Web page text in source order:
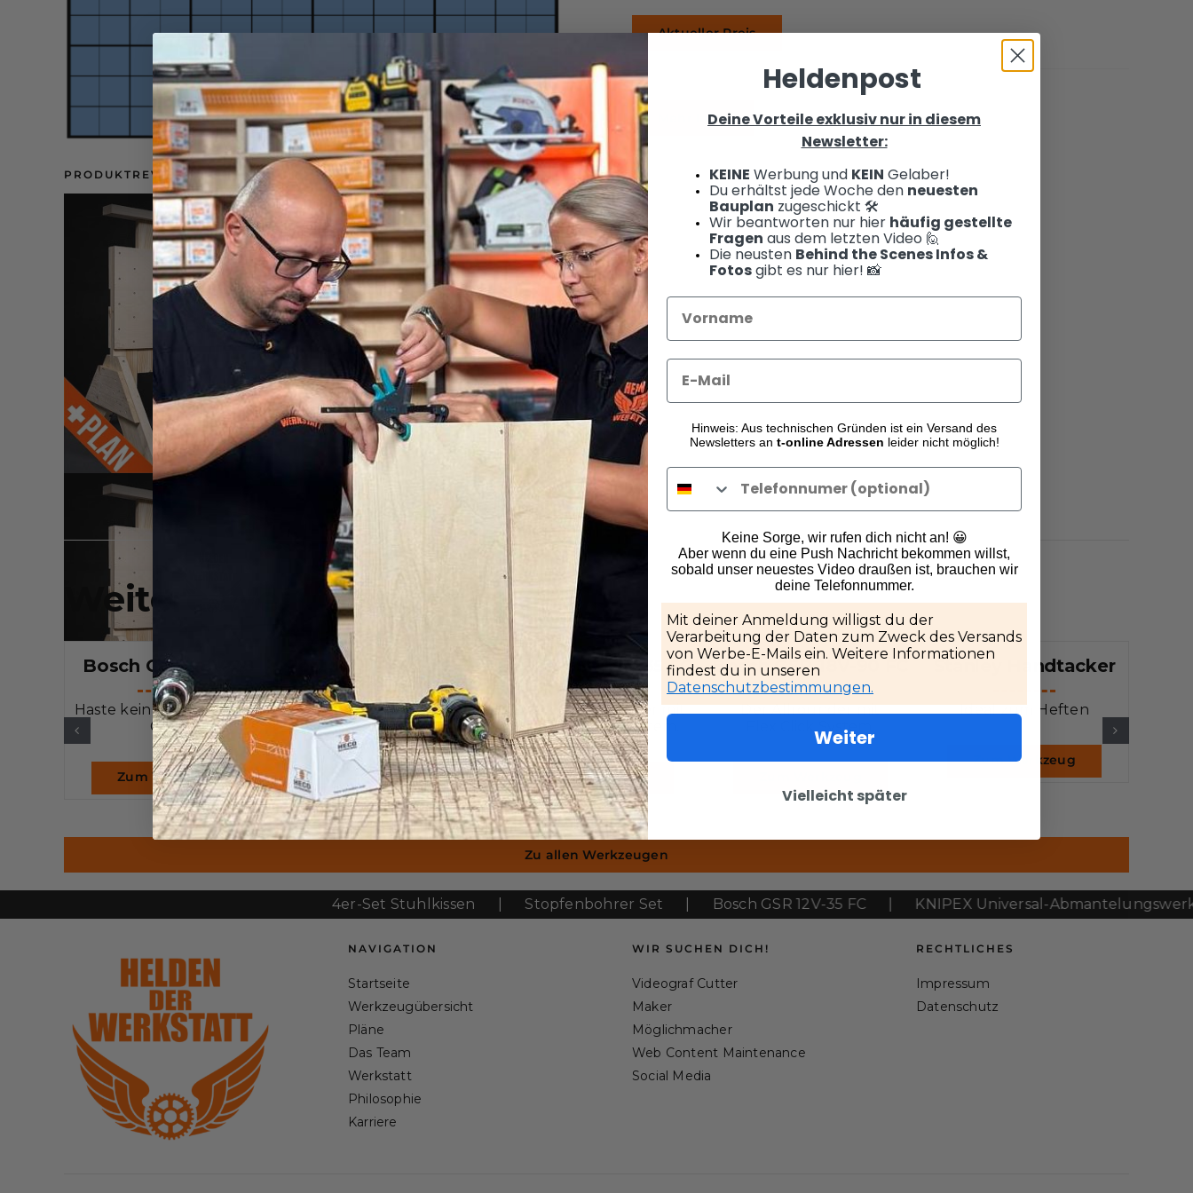
PRODUKTREVIEW:
Aktueller Preis
Mehr Infos
Weitere Werkzeuge:
Bosch GOP 18V-28
Haste kein GOP, hast kein
GOP.
Zum Werkzeug
Festool TS 60 KEBQ-
Perfekte Schnitte in Hart
und Weichholz
Zum Werkzeug
Bosch GSR 12V-35 FC
12V Akku-Schrauber mit
dem FlexiClick System.
Zum Werkzeug
Bosch GSR 18V-90 FC
Der Allrounder mit
FlexiClick System.
Stanley Handtacker
Ideal zum Heften
Zum Werkzeug
Zu allen Werkzeugen
4er-Set Stuhlkissen | Stopfenbohrer Set | Bosch GSR 12V-35 FC | KNIPEX Universal-Abmantelungswerkzeug
NAVIGATION
Startseite
Werkzeugübersicht
Pläne
Das Team
Werkstatt
Philosophie
Karriere
WIR SUCHEN DICH!
Videograf Cutter
Maker
Möglichmacher
Web Content Maintenance
Social Media
RECHTLICHES
Impressum
Datenschutz
Heldenpost
Deine Vorteile exklusiv nur in diesem
Newsletter:
KEINE Werbung und KEIN Gelaber!
Du erhältst jede Woche den neuesten
Bauplan zugeschickt 🛠️
Wir beantworten nur hier häufig gestellte
Fragen aus dem letzten Video 🙋
Die neusten Behind the Scenes Infos &
Fotosgibt es nur hier! 📸
Hinweis: Aus technischen Gründen ist ein Versand des
Newsletters an t-online Adressen leider nicht möglich!
Keine Sorge, wir rufen dich nicht an! 😀
Aber wenn du eine Push Nachricht bekommen willst,
sobald unser neuestes Video draußen ist, brauchen wir
deine Telefonnummer.
Mit deiner Anmeldung willigst du der
Verarbeitung der Daten zum Zweck des Versands
von Werbe-E-Mails ein. Weitere Informationen
findest du in unseren
Datenschutzbestimmungen.
Weiter
Vielleicht später